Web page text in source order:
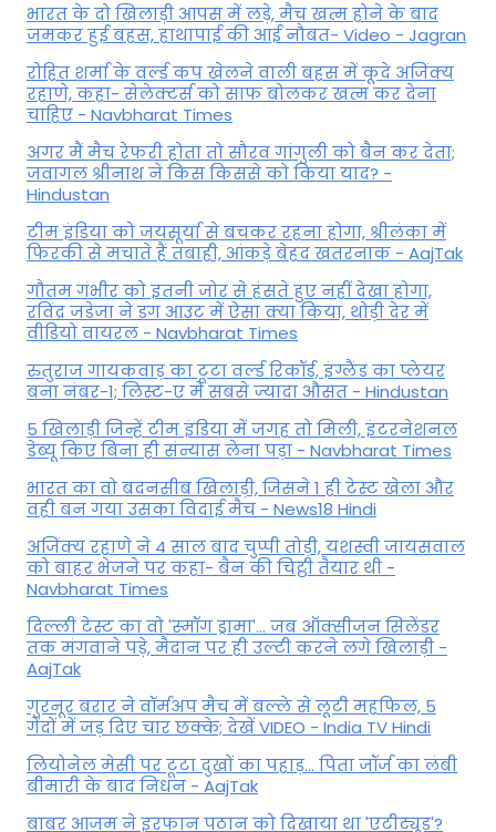
भारत के दो खिलाड़ी आपस में लड़े, मैच खत्म होने के बाद
जमकर हुई बहस, हाथापाई की आई नौबत- Video - Jagran
रोहित शर्मा के वर्ल्ड कप खेलने वाली बहस में कूदे अजिंक्य
रहाणे, कहा- सेलेक्टर्स को साफ बोलकर खत्म कर देना
चाहिए - Navbharat Times
अगर मैं मैच रेफरी होता तो सौरव गांगुली को बैन कर देता;
जवागल श्रीनाथ ने किस किससे को किया याद? -
Hindustan
टीम इंडिया को जयसूर्या से बचकर रहना होगा, श्रीलंका में
फिरकी से मचाते हैं तबाही, आंकड़े बेहद खतरनाक - AajTak
गौतम गंभीर को इतनी जोर से हंसते हुए नहीं देखा होगा,
रविंद्र जडेजा ने डग आउट में ऐसा क्या किया, थोड़ी देर में
वीडियो वायरल - Navbharat Times
रुतुराज गायकवाड़ का टूटा वर्ल्ड रिकॉर्ड, इंग्लैंड का प्लेयर
बना नंबर-1; लिस्ट-ए में सबसे ज्यादा औसत - Hindustan
5 खिलाड़ी जिन्हें टीम इंडिया में जगह तो मिली, इंटरनेशनल
डेब्यू किए बिना ही संन्यास लेना पड़ा - Navbharat Times
भारत का वो बदनसीब खिलाड़ी, जिसने 1 ही टेस्ट खेला और
वही बन गया उसका विदाई मैच - News18 Hindi
अजिंक्य रहाणे ने 4 साल बाद चुप्पी तोड़ी, यशस्वी जायसवाल
को बाहर भेजने पर कहा- बैन की चिट्ठी तैयार थी -
Navbharat Times
दिल्ली टेस्ट का वो 'स्मॉग ड्रामा'... जब ऑक्सीजन सिलेंडर
तक मंगवाने पड़े, मैदान पर ही उल्टी करने लगे खिलाड़ी -
AajTak
गुरनूर बरार ने वॉर्मअप मैच में बल्ले से लूटी महफिल, 5
गेंदों में जड़ दिए चार छक्के; देखें VIDEO - India TV Hindi
लियोनेल मेसी पर टूटा दुखों का पहाड़... पिता जॉर्ज का लंबी
बीमारी के बाद निधन - AajTak
बाबर आजम ने इरफान पठान को दिखाया था 'एटीट्यूड'?